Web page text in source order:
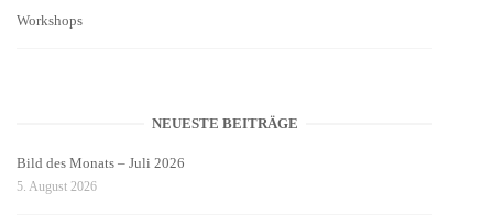
Workshops
NEUESTE BEITRÄGE
Bild des Monats – Juli 2026
5. August 2026